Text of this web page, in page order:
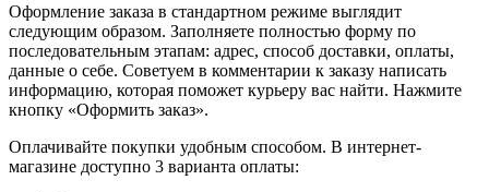
Оформление заказа в стандартном режиме выглядит
следующим образом. Заполняете полностью форму по
последовательным этапам: адрес, способ доставки, оплаты,
данные о себе. Советуем в комментарии к заказу написать
информацию, которая поможет курьеру вас найти. Нажмите
кнопку «Оформить заказ».
Оплачивайте покупки удобным способом. В интернет-
магазине доступно 3 варианта оплаты: